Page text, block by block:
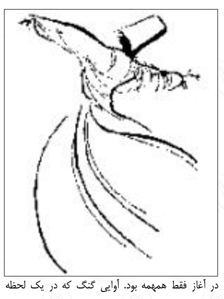
English עברית
در آغاز فقط همهمه بود. آوایی گنگ که در یک لحظه